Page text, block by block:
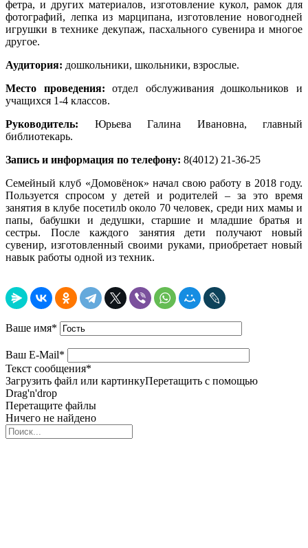
фетра, и других материалов, изготовление кукол, рамок для
фотографий, лепка из марципана, изготовление новогодней
игрушки в технике декупаж, пасхального сувенира и многое
другое.
Аудитория: дошкольники, школьники, взрослые.
Место проведения:отдел обслуживания дошкольников и
учащихся 1-4 классов.
Руководитель: Юрьева Галина Ивановна, главный
библиотекарь.
Запись и информация по телефону: 8(4012) 21-36-25
Семейный клуб «Домовёнок» начал свою работу в 2018 году.
Пользуется спросом у детей и родителей – за это время
занятия в клубе посетилb около 70 человек, среди них мамы и
папы, бабушки и дедушки, старшие и младшие братья и
сестры. После каждого занятия дети получают новый
сувенир, изготовленный своими руками, приобретает новый
навык работы одной из техник.
Ваше имя*
Ваш E-Mail*
Текст сообщения*
Загрузить файл или картинкуПеретащить с помощью
Drag'n'drop
Перетащите файлы
Ничего не найдено